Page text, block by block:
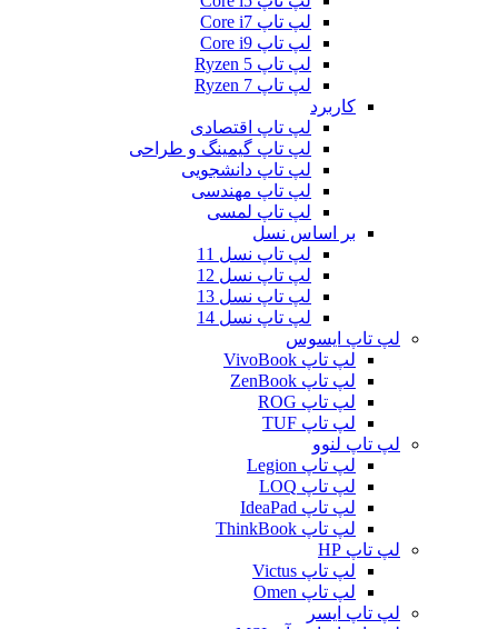
لپ تاپ Core i7
لپ تاپ Core i9
لپ تاپ Ryzen 5
لپ تاپ Ryzen 7
کاربرد
لپ تاپ اقتصادی
لپ تاپ گیمینگ و طراحی
لپ تاپ دانشجویی
لپ تاپ مهندسی
لپ تاپ لمسی
بر اساس نسل
لپ تاپ نسل 11
لپ تاپ نسل 12
لپ تاپ نسل 13
لپ تاپ نسل 14
لپ تاپ ایسوس
لپ تاپ VivoBook
لپ تاپ ZenBook
لپ تاپ ROG
لپ تاپ TUF
لپ تاپ لنوو
لپ تاپ Legion
لپ تاپ LOQ
لپ تاپ IdeaPad
لپ تاپ ThinkBook
لپ تاپ HP
لپ تاپ Victus
لپ تاپ Omen
لپ تاپ ایسر